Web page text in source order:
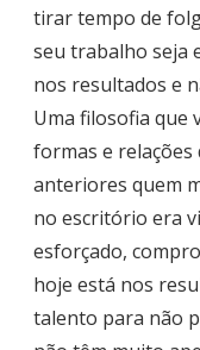
tirar tempo de
seu trabalho seja
nos resultados e
Uma filosofia que
formas e relações
anteriores quem
no escritório era
esforçado,
hoje está nos
talento para não